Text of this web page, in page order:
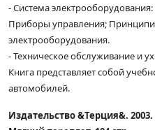
- Система электрооборудования:
Приборы управления;
электрооборудования.
- Техническое обслуживание и
Книга представляет собой
автомобилей.
Издательство &Терция&. 2003.